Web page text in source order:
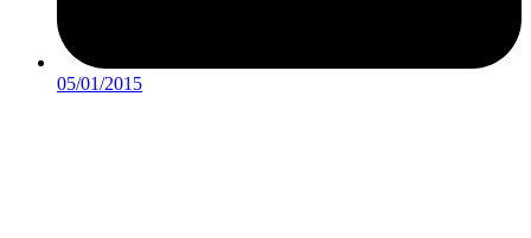
05/01/2015